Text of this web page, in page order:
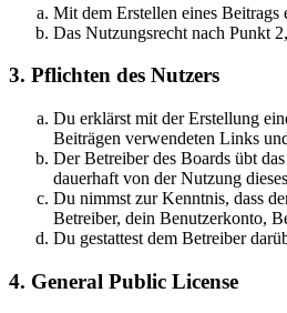
Mit dem Erstellen eines Beitrags
Das Nutzungsrecht nach Punkt
3. Pflichten des Nutzers
Du erklärst mit der Erstellung
Beiträgen verwendeten Links
Der Betreiber des Boards übt
dauerhaft von der Nutzung
Du nimmst zur Kenntnis, dass
Betreiber, dein Benutzerkonto,
Du gestattest dem Betreiber
4. General Public License